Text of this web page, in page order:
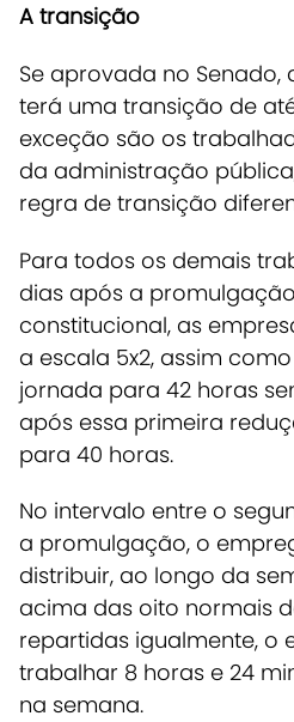
A transição
Se aprovada no
terá uma transição de até
exceção são os
da administração
regra de transição
Para todos os demais
dias após a
constitucional, as
a escala 5x2, assim
jornada para 42 horas
após essa primeira
para 40 horas.
No intervalo entre o
a promulgação, o
distribuir, ao longo da
acima das oito normais
repartidas igualmente, o
trabalhar 8 horas e 24
na semana.